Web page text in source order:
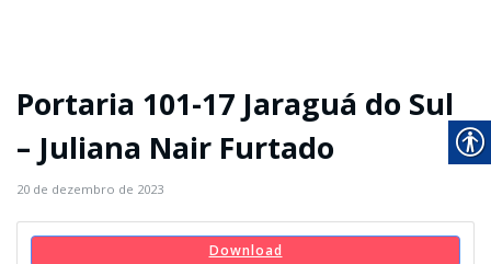
Portaria 101-17 Jaraguá do Sul
– Juliana Nair Furtado
20 de dezembro de 2023
Download